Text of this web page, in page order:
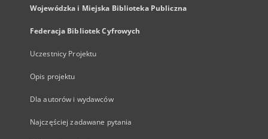
Wojewódzka i Miejska Biblioteka Publiczna
Federacja Bibliotek Cyfrowych
Uczestnicy Projektu
Opis projektu
Dla autorów i wydawców
Najczęściej zadawane pytania